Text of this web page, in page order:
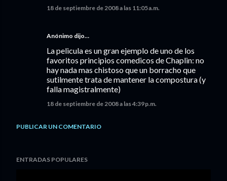
18 de septiembre de 2008 a las 11:05 a.m.
Anónimo dijo…
La pelicula es un gran ejemplo de uno de los
favoritos principios comedicos de Chaplin: no
hay nada mas chistoso que un borracho que
sutilmente trata de mantener la compostura (y
falla magistralmente)
18 de septiembre de 2008 a las 4:39 p.m.
PUBLICAR UN COMENTARIO
ENTRADAS POPULARES